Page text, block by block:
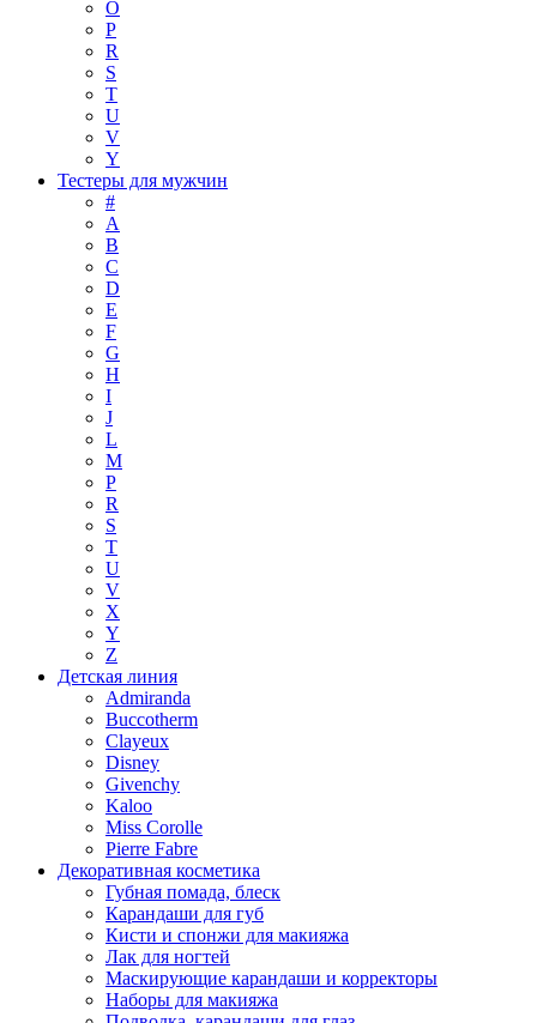
O
P
R
S
T
U
V
Y
Тестеры для мужчин
#
A
B
C
D
E
F
G
H
I
J
L
M
P
R
S
T
U
V
X
Y
Z
Детская линия
Admiranda
Buccotherm
Clayeux
Disney
Givenchy
Kaloo
Miss Corolle
Pierre Fabre
Декоративная косметика
Губная помада, блеск
Карандаши для губ
Кисти и спонжи для макияжа
Лак для ногтей
Маскирующие карандаши и корректоры
Наборы для макияжа